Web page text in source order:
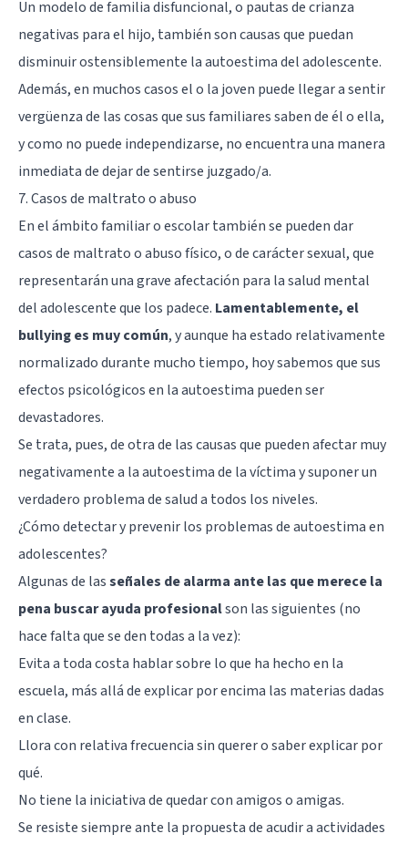
Un modelo de familia disfuncional, o pautas de crianza
negativas para el hijo, también son causas que puedan
disminuir ostensiblemente la autoestima del adolescente.
Además, en muchos casos el o la joven puede llegar a sentir
vergüenza de las cosas que sus familiares saben de él o ella,
y como no puede independizarse, no encuentra una manera
inmediata de dejar de sentirse juzgado/a.
7. Casos de maltrato o abuso
En el ámbito familiar o escolar también se pueden dar
casos de maltrato o abuso físico, o de carácter sexual, que
representarán una grave afectación para la salud mental
del adolescente que los padece. Lamentablemente, el
bullying es muy común, y aunque ha estado relativamente
normalizado durante mucho tiempo, hoy sabemos que sus
efectos psicológicos en la autoestima pueden ser
devastadores.
Se trata, pues, de otra de las causas que pueden afectar muy
negativamente a la autoestima de la víctima y suponer un
verdadero problema de salud a todos los niveles.
¿Cómo detectar y prevenir los problemas de autoestima en
adolescentes?
Algunas de lasseñales de alarma ante las que merece la
pena buscar ayuda profesionalson las siguientes (no
hace falta que se den todas a la vez):
Evita a toda costa hablar sobre lo que ha hecho en la
escuela, más allá de explicar por encima las materias dadas
en clase.
Llora con relativa frecuencia sin querer o saber explicar por
qué.
No tiene la iniciativa de quedar con amigos o amigas.
Se resiste siempre ante la propuesta de acudir a actividades